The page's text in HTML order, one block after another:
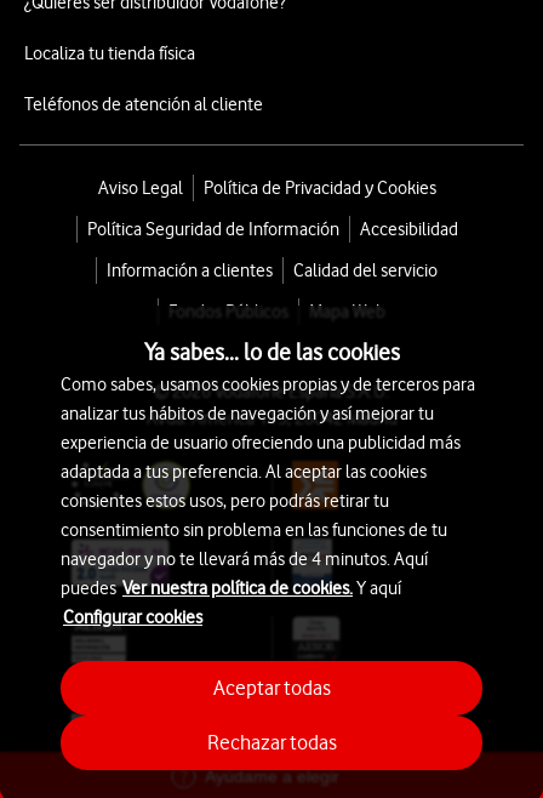
Ayúdame a elegir
Localiza tu tienda física
Teléfonos de atención al cliente
Aviso Legal
Política de Privacidad y Cookies
Política Seguridad de Información
Accesibilidad
Información a clientes
Calidad del servicio
Fondos Públicos
Mapa Web
© 2026 Vodafone España S.A.U.
Avda. América 115, 28042 Madrid
Ya sabes... lo de las cookies
Como sabes, usamos cookies propias y de terceros para
analizar tus hábitos de navegación y así mejorar tu
experiencia de usuario ofreciendo una publicidad más
adaptada a tus preferencia. Al aceptar las cookies
consientes estos usos, pero podrás retirar tu
consentimiento sin problema en las funciones de tu
navegador y no te llevará más de 4 minutos. Aquí
puedesVer nuestra política de cookies.Y aquí
Configurar cookies
Rechazar todas
Aceptar todas